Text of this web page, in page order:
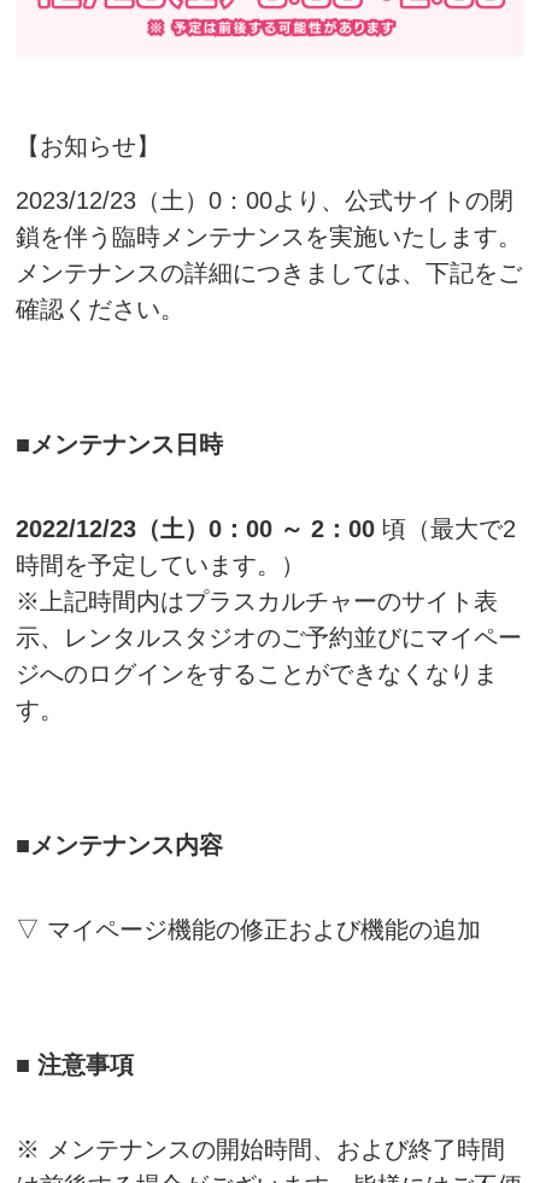
【お知らせ】
2023/12/23（土）0：00より、公式サイトの閉
鎖を伴う臨時メンテナンスを実施いたします。
メンテナンスの詳細につきましては、下記をご
確認ください。
■メンテナンス日時
2022/12/23（土）0：00 ～ 2：00 頃（最大で2
時間を予定しています。）
※上記時間内はプラスカルチャーのサイト表
示、レンタルスタジオのご予約並びにマイペー
ジへのログインをすることができなくなりま
す。
■メンテナンス内容
▽ マイページ機能の修正および機能の追加
■ 注意事項
※ メンテナンスの開始時間、および終了時間